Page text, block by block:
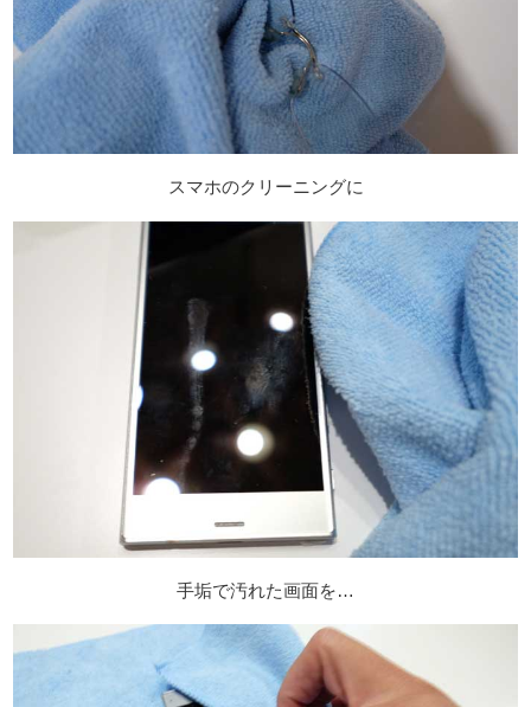
スマホのクリーニングに
手垢で汚れた画面を…